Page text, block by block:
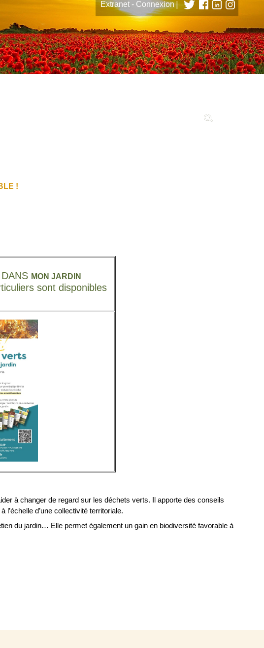
Extranet - Connexion|
!
MON JARDIN
sont disponibles
à changer de regard sur les déchets verts. Il apporte des conseils
d’une collectivité territoriale.
du jardin… Elle permet également un gain en biodiversité favorable à